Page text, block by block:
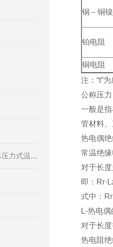
WTY系列全不锈钢液体压力式温度计
铜－铜镍
铂电阻
铜电阻
注：“t”
公称压力
一般是
管材料
热电偶
常温绝
对于长
即：
式中：
L-热电
对于长
热电阻